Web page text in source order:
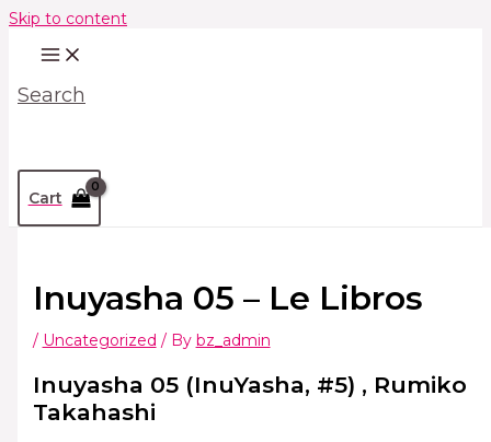
Skip to content
Search
Cart
Inuyasha 05 – Le Libros
/ Uncategorized / By bz_admin
Inuyasha 05 (InuYasha, #5) , Rumiko
Takahashi